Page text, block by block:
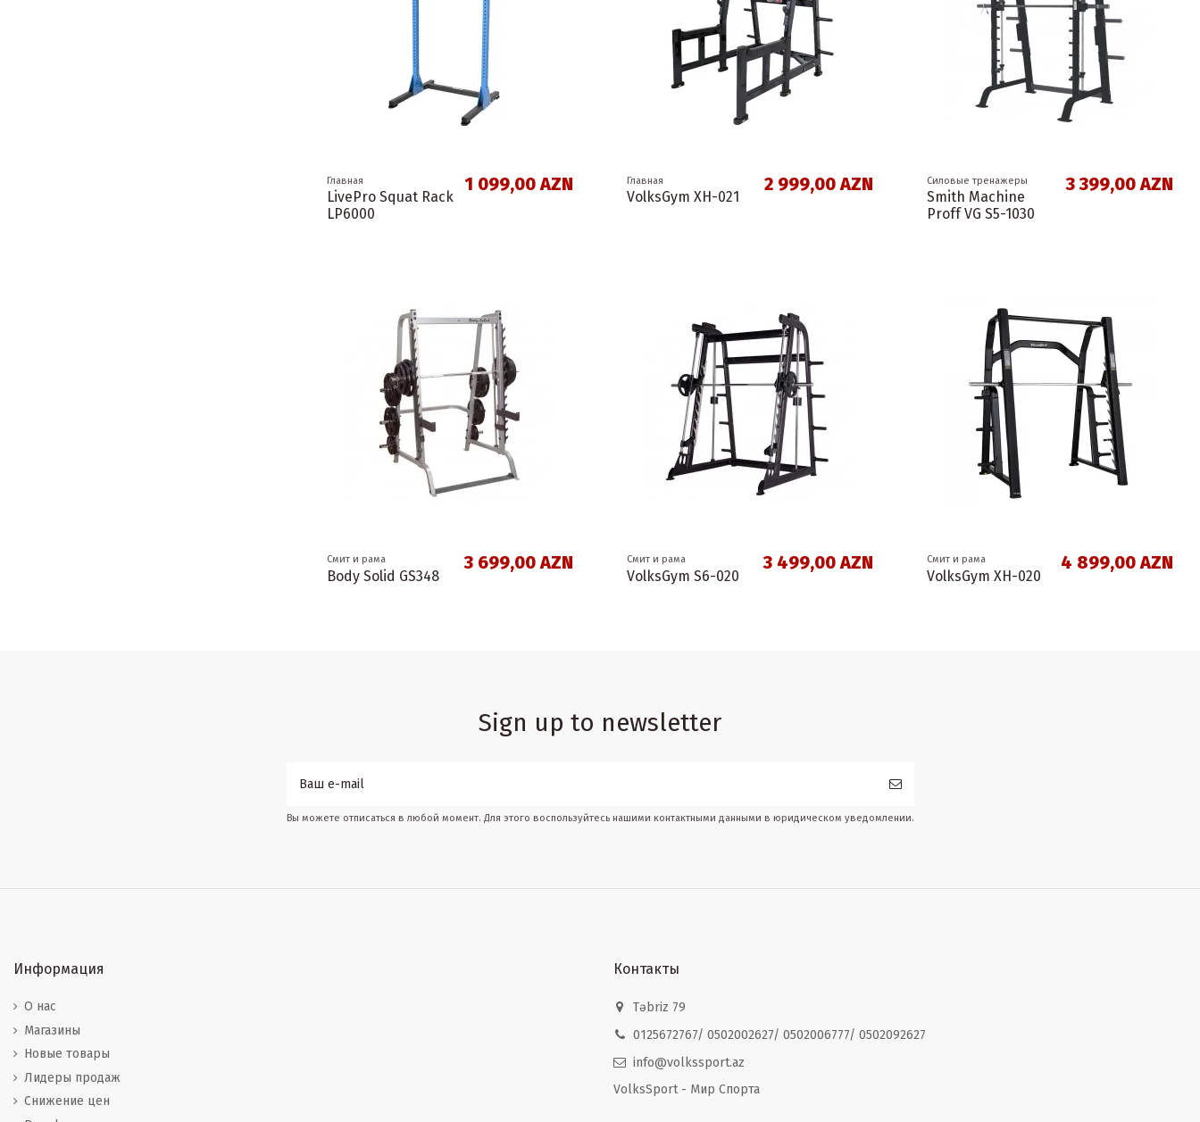
Главная
LivePro Squat Rack
LP6000
1 099,00 AZN Главная
VolksGym XH-021
2 999,00 AZN Силовые тренажеры
Smith Machine
Proff VG S5-1030
3 399,00 AZN
Смит и рама
Body Solid GS348
3 699,00 AZN Смит и рама
VolksGym S6-020
3 499,00 AZN Смит и рама
VolksGym XH-020
4 899,00 AZN
Sign up to newsletter
Вы можете отписаться в любой момент. Для этого воспользуйтесь нашими контактными данными в юридическом уведомлении.
Информация
О нас
Магазины
Новые товары
Лидеры продаж
Снижение цен
Контакты
Təbriz 79
0125672767/ 0502002627/ 0502006777/ 0502092627
info@volkssport.az
VolksSport - Мир Спорта